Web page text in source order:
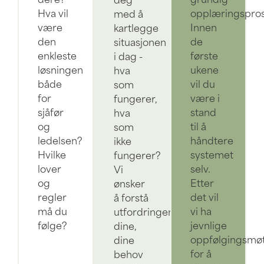
Hva vil
være
den
enkleste
løsningen
både
for
sjåfør
og
ledelsen?
Hvilke
lover
og
regler
må du
følge?
med å
kartlegge
situasjonen
i dag -
hva
som
fungerer,
hva
som
ikke
fungerer?
Vi
ønsker
å forstå
utfordringene
dine,
dine
behov
Innen
de
første
ukene
vil du
være i
stand
til å
håndtere
systemet
selv.
Etter
det vil
vi ha
jevnlige
for å